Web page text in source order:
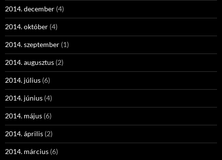
2014. december (4)
2014. október (4)
2014. szeptember (1)
2014. augusztus (2)
2014. július (6)
2014. június (4)
2014. május (6)
2014. április (2)
2014. március (6)